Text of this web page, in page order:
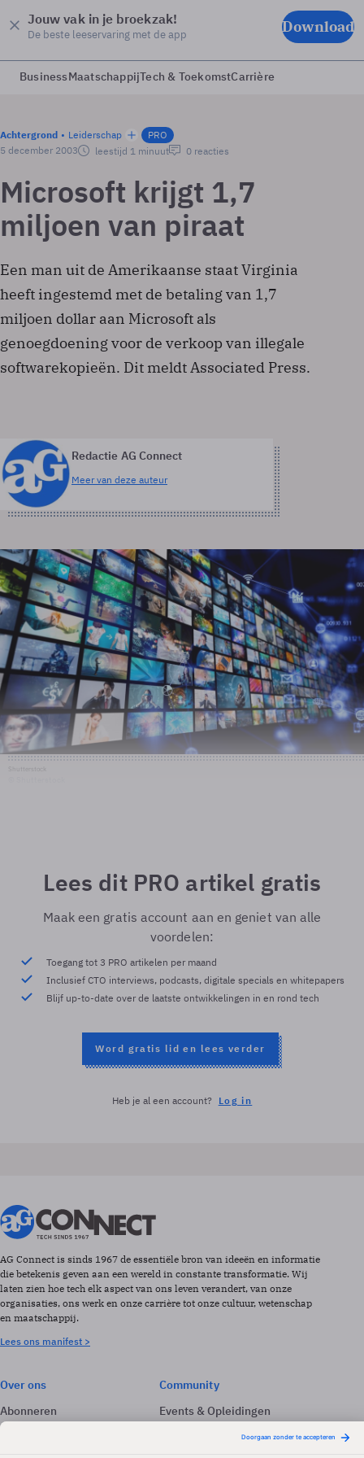
Jouw vak in je broekzak!
De beste leeservaring met de app Download
BusinessMaatschappijTech & ToekomstCarrière
Achtergrond Leiderschap
PRO
5 december 2003
leestijd 1 minuut 0 reacties
Microsoft krijgt 1,7
miljoen van piraat
Een man uit de Amerikaanse staat Virginia
heeft ingestemd met de betaling van 1,7
miljoen dollar aan Microsoft als
genoegdoening voor de verkoop van illegale
softwarekopieën. Dit meldt Associated Press.
Redactie AG Connect
Meer van deze auteur
Lees dit PRO artikel gratis
Maak een gratis account aan en geniet van alle
voordelen:
Toegang tot 3 PRO artikelen per maand
Inclusief CTO interviews, podcasts, digitale specials en whitepapers
Blijf up-to-date over de laatste ontwikkelingen in en rond tech
Word gratis lid en lees verder
Heb je al een account? Log in
AG Connect is sinds 1967 de essentiële bron van ideeën en informatie
die betekenis geven aan een wereld in constante transformatie. Wij
laten zien hoe tech elk aspect van ons leven verandert, van onze
organisaties, ons werk en onze carrière tot onze cultuur, wetenschap
en maatschappij.
Lees ons manifest >
Over ons
Abonneren
Adverteren
Community
Events & Opleidingen